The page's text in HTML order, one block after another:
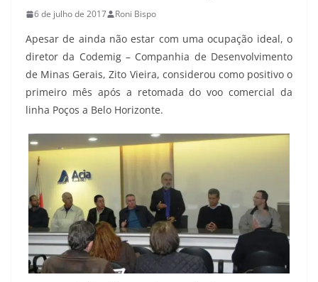
6 de julho de 2017 Roni Bispo
Apesar de ainda não estar com uma ocupação ideal, o
diretor da Codemig – Companhia de Desenvolvimento
de Minas Gerais, Zito Vieira, considerou como positivo o
primeiro mês após a retomada do voo comercial da
linha Poços a Belo Horizonte.